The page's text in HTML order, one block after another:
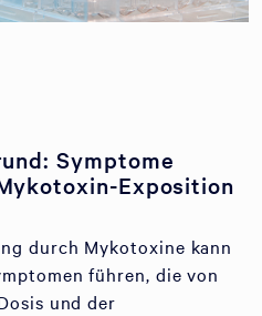
Symptome
Exposition
durch Mykotoxine kann
führen, die von
und der